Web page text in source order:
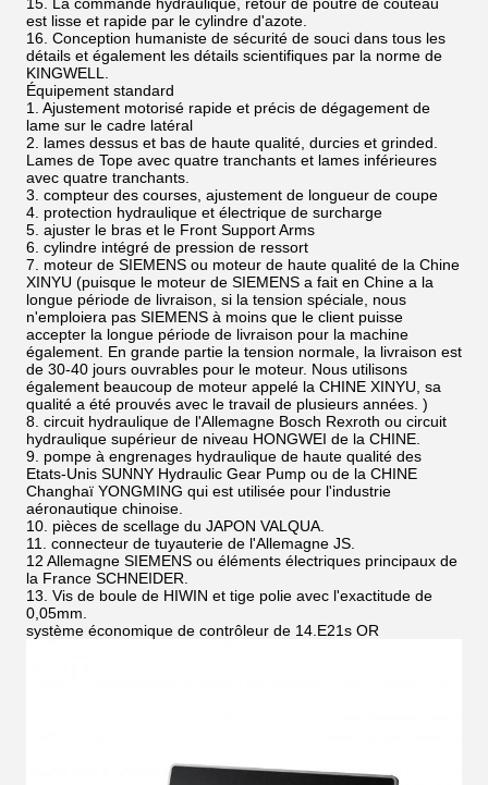
est lisse et rapide par le cylindre d'azote.
16. Conception humaniste de sécurité de souci dans tous les
détails et également les détails scientifiques par la norme de
KINGWELL.
Équipement standard
1. Ajustement motorisé rapide et précis de dégagement de
lame sur le cadre latéral
2. lames dessus et bas de haute qualité, durcies et grinded.
Lames de Tope avec quatre tranchants et lames inférieures
avec quatre tranchants.
3. compteur des courses, ajustement de longueur de coupe
4. protection hydraulique et électrique de surcharge
5. ajuster le bras et le Front Support Arms
6. cylindre intégré de pression de ressort
7. moteur de SIEMENS ou moteur de haute qualité de la Chine
XINYU (puisque le moteur de SIEMENS a fait en Chine a la
longue période de livraison, si la tension spéciale, nous
n'emploiera pas SIEMENS à moins que le client puisse
accepter la longue période de livraison pour la machine
également. En grande partie la tension normale, la livraison est
de 30-40 jours ouvrables pour le moteur. Nous utilisons
également beaucoup de moteur appelé la CHINE XINYU, sa
qualité a été prouvés avec le travail de plusieurs années. )
8. circuit hydraulique de l'Allemagne Bosch Rexroth ou circuit
hydraulique supérieur de niveau HONGWEI de la CHINE.
9. pompe à engrenages hydraulique de haute qualité des
Etats-Unis SUNNY Hydraulic Gear Pump ou de la CHINE
Changhaï YONGMING qui est utilisée pour l'industrie
aéronautique chinoise.
10. pièces de scellage du JAPON VALQUA.
11. connecteur de tuyauterie de l'Allemagne JS.
12 Allemagne SIEMENS ou éléments électriques principaux de
la France SCHNEIDER.
13. Vis de boule de HIWIN et tige polie avec l'exactitude de
0,05mm.
système économique de contrôleur de 14.E21s OR